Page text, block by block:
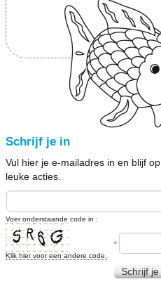
Schrijf je in
Vul hier je e-mailadres in en blijf
leuke acties.
Voer onderstaande code in :
Klik hier voor een andere code.
*
Schrijf je